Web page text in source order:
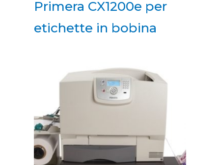
Primera CX1200e per
etichette in bobina